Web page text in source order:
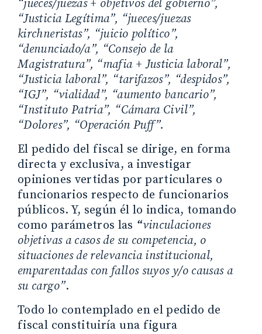
“jueces/juezas + objetivos del gobierno”,
“Justicia Legítima”, “jueces/juezas
kirchneristas”, “juicio político”,
“denunciado/a”, “Consejo de la
Magistratura”, “mafia + Justicia laboral”,
“Justicia laboral”, “tarifazos”, “despidos”,
“IGJ”, “vialidad”, “aumento bancario”,
“Instituto Patria”, “Cámara Civil”,
“Dolores”, “Operación Puff”.
El pedido del fiscal se dirige, en forma
directa y exclusiva, a investigar
opiniones vertidas por particulares o
funcionarios respecto de funcionarios
públicos. Y, según él lo indica, tomando
como parámetros las “vinculaciones
objetivas a casos de su competencia, o
situaciones de relevancia institucional,
emparentadas con fallos suyos y/o causas a
su cargo”.
Todo lo contemplado en el pedido de
fiscal constituiría una figura